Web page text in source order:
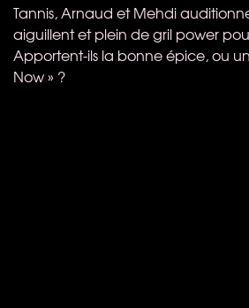
Tannis, Arnaud et Mehdi
aiguillent et plein de gril power
Apportent-ils la bonne épice, ou
Now » ?